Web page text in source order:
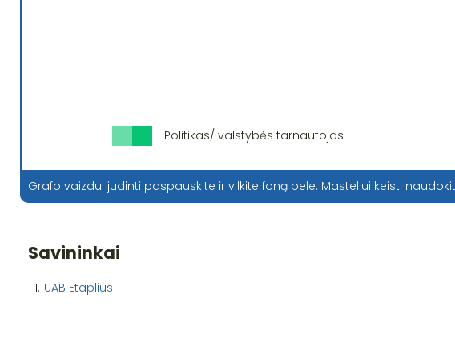
Politikas/ valstybės tarnautojas
Grafo vaizdui judinti paspauskite ir vilkite foną pele. Masteliui keisti
Savininkai
1. UAB Etaplius